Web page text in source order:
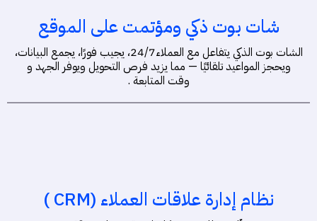
شات بوت ذكي ومؤتمت على الموقع
الشات بوت الذكي يتفاعل مع العملاء24/7، يجيب فورًا، يجمع البيانات،
ويحجز المواعيد تلقائيًا — مما يزيد فرص التحويل ويوفر الجهد و
وقت المتابعة .
نظام إدارة علاقات العملاء (CRM )